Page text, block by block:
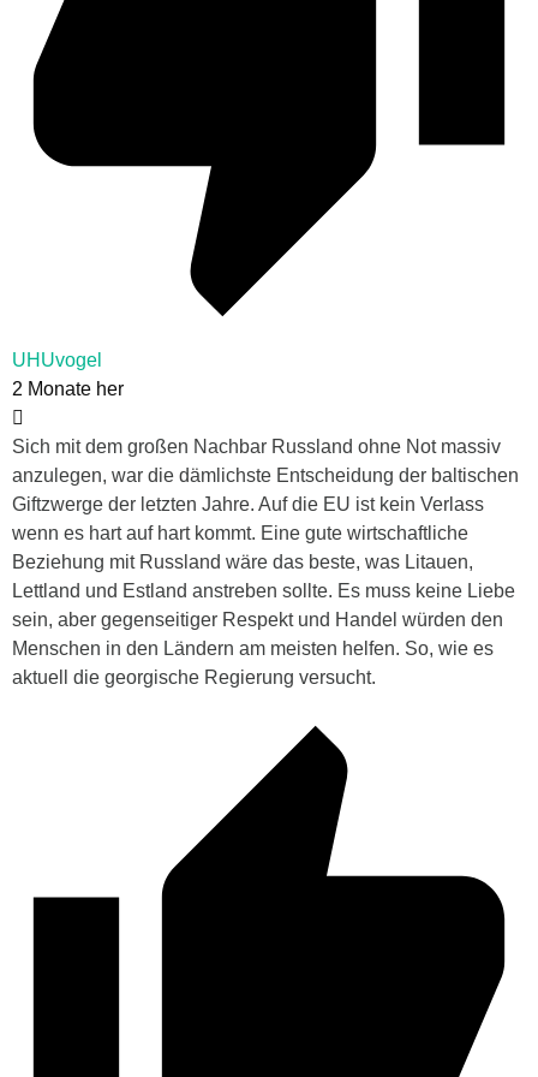
UHUvogel
2 Monate her
Sich mit dem großen Nachbar Russland ohne Not massiv
anzulegen, war die dämlichste Entscheidung der baltischen
Giftzwerge der letzten Jahre. Auf die EU ist kein Verlass
wenn es hart auf hart kommt. Eine gute wirtschaftliche
Beziehung mit Russland wäre das beste, was Litauen,
Lettland und Estland anstreben sollte. Es muss keine Liebe
sein, aber gegenseitiger Respekt und Handel würden den
Menschen in den Ländern am meisten helfen. So, wie es
aktuell die georgische Regierung versucht.